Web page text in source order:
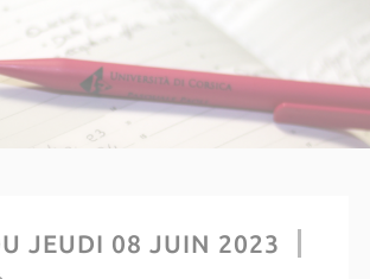
JEUDI 08 JUIN 2023